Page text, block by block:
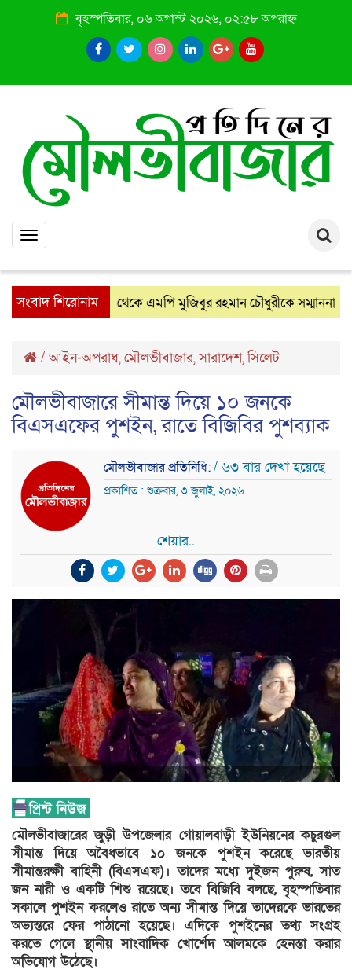
বৃহস্পতিবার, ০৬ অগাস্ট ২০২৬, ০২:৫৮ অপরাহ্ন
Toggle
সংবাদ শিরোনাম
সংঘের পক্ষ থেকে এমপি মুজিবুর রহমান চৌধুরীকে সম্মাননা স্মারক
/আইন-অপরাধ,মৌলভীবাজার,সারাদেশ,সিলেট
মৌলভীবাজারে সীমান্ত দিয়ে ১০ জনকে
বিএসএফের পুশইন, রাতে বিজিবির পুশব্যাক
মৌলভীবাজার প্রতিনিধি:/ ৬৩ বার দেখা হয়েছে
প্রকাশিত : শুক্রবার, ৩ জুলাই, ২০২৬
শেয়ার..
মৌলভীবাজারের জুড়ী উপজেলার গোয়ালবাড়ী ইউনিয়নের কচুরগুল
সীমান্ত দিয়ে অবৈধভাবে ১০ জনকে পুশইন করেছে ভারতীয়
সীমান্তরক্ষী বাহিনী (বিএসএফ)। তাদের মধ্যে দুইজন পুরুষ, সাত
জন নারী ও একটি শিশু রয়েছে। তবে বিজিবি বলছে, বৃহস্পতিবার
সকালে পুশইন করলেও রাতে অন্য সীমান্ত দিয়ে তাদেরকে ভারতের
অভ্যন্তরে ফের পাঠানো হয়েছে। এদিকে পুশইনের তথ্য সংগ্রহ
করতে গেলে স্থানীয় সাংবাদিক খোর্শেদ আলমকে হেনস্তা করার
অভিযোগ উঠেছে।